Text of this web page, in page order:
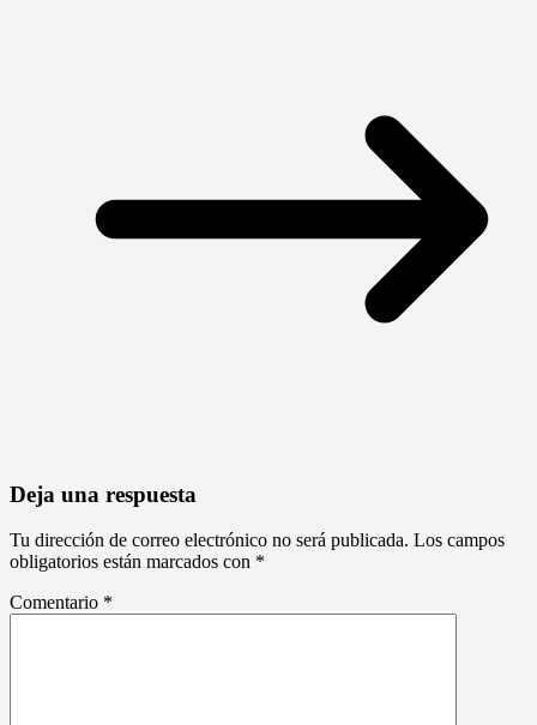
Deja una respuesta
Tu dirección de correo electrónico no será publicada. Los campos
obligatorios están marcados con *
Comentario *